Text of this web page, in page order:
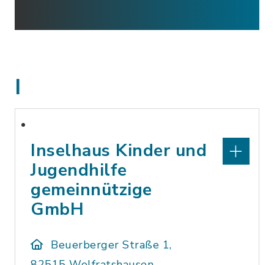
I
Inselhaus Kinder und
Jugendhilfe
gemeinnützige
GmbH
Beuerberger Straße 1,